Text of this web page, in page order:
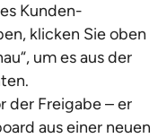
Kunden-
klicken Sie oben
um es aus der
der Freigabe – er
aus einer neuen